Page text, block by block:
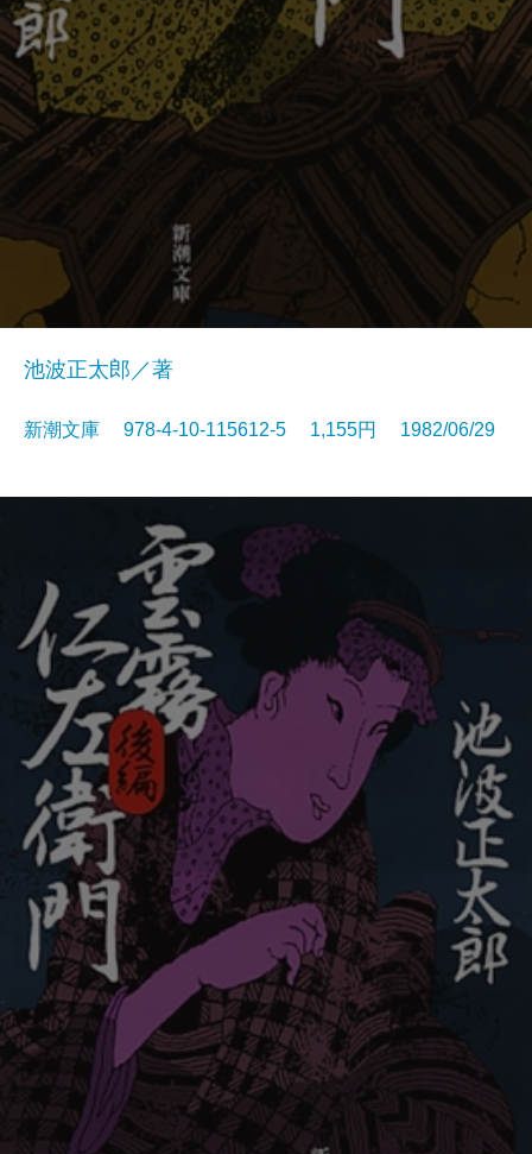
池波正太郎／著
新潮文庫 978-4-10-115612-5 1,155円 1982/06/29